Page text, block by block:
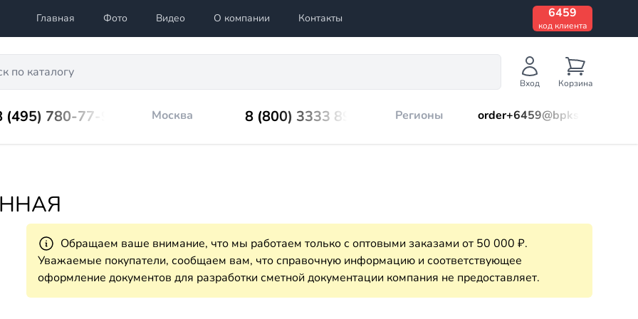
Главная Фото Видео О компании Контакты 6459
код клиента
Вход Корзина
(495) 780-77-98 Москва 8 (800) 3333 899 Регионы order+6459@bpks.ru
Обращаем ваше внимание, что мы работаем только с оптовыми заказами от 50 000 ₽.
Уважаемые покупатели, сообщаем вам, что справочную информацию и соответствующее
оформление документов для разработки сметной документации компания не предоставляет.